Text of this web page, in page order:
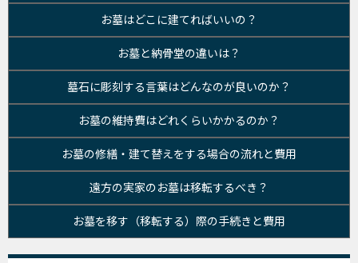
お墓はどこに建てればいいの？
お墓と納骨堂の違いは？
墓石に彫刻する言葉はどんなのが良いのか？
お墓の維持費はどれくらいかかるのか？
お墓の修繕・建て替えをする場合の流れと費用
遠方の実家のお墓は移転するべき？
お墓を移す（移転する）際の手続きと費用